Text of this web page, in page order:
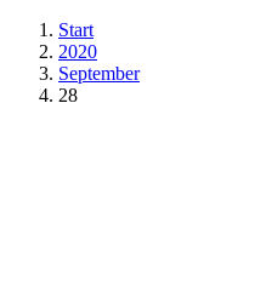
Start
2020
September
28